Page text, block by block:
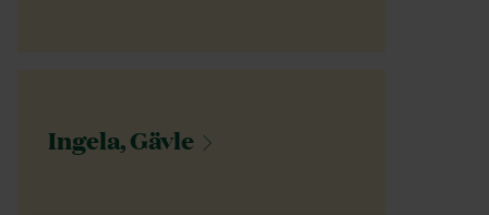
Ingela,Gävle